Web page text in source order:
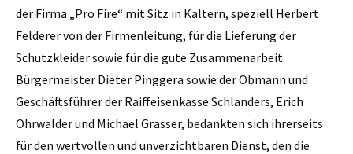
der Firma „Pro Fire“ mit Sitz in Kaltern, speziell Herbert
Felderer von der Firmenleitung, für die Lieferung der
Schutzkleider sowie für die gute Zusammenarbeit.
Bürgermeister Dieter Pinggera sowie der Obmann und
Geschäftsführer der Raiffeisenkasse Schlanders, Erich
Ohrwalder und Michael Grasser, bedankten sich ihrerseits
für den wertvollen und unverzichtbaren Dienst, den die